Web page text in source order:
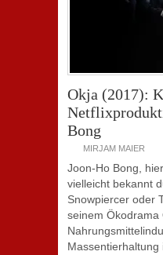
Okja (2017):
Bong
MIRJAM MAIER
Joon-Ho Bong,
vielleicht bekannt
Snowpiercer oder
seinem Ökodrama
Massentierhaltung